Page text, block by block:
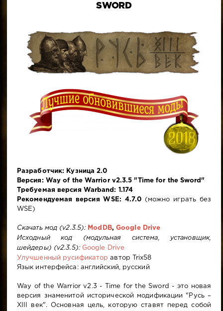
SWORD
Разработчик: Кузница 2.0
Версия: Way of the Warrior v2.3.5 "Time for the Sword"
Требуемая версия Warband: 1.174
Рекомендуемая версия WSE: 4.7.0 (можно играть без
WSE)
Скачать мод (v2.3.5): ModDB, Google Drive
Исходный код (модульная система, установщик,
шейдеры) (v2.3.5): Google Drive
Улучшенный русификатор автор Trix58
Язык интерфейса: английский, русский
Way of the Warrior v2.3 - Time for the Sword - это новая
версия знаменитой исторической модификации "Русь –
XIII век". Основная цель, которую ставят перед собой